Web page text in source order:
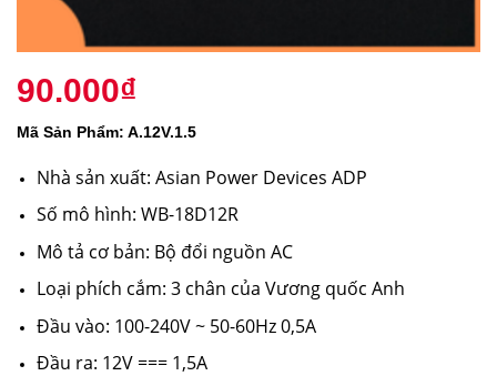
90.000₫
Mã Sản Phẩm: A.12V.1.5
Nhà sản xuất: Asian Power Devices ADP
Số mô hình: WB-18D12R
Mô tả cơ bản: Bộ đổi nguồn AC
Loại phích cắm: 3 chân của Vương quốc Anh
Đầu vào: 100-240V ~ 50-60Hz 0,5A
Đầu ra: 12V === 1,5A